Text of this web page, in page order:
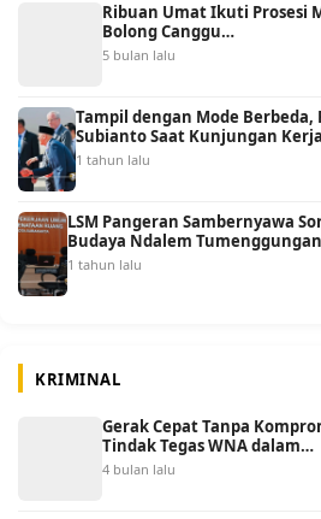
Ribuan Umat Ikuti Prosesi
Bolong Canggu…
5 bulan lalu
Tampil dengan Mode Berbeda,
Subianto Saat Kunjungan
1 tahun lalu
LSM Pangeran Sambernyawa
Budaya Ndalem
1 tahun lalu
KRIMINAL
Gerak Cepat Tanpa
Tindak Tegas WNA dalam…
4 bulan lalu